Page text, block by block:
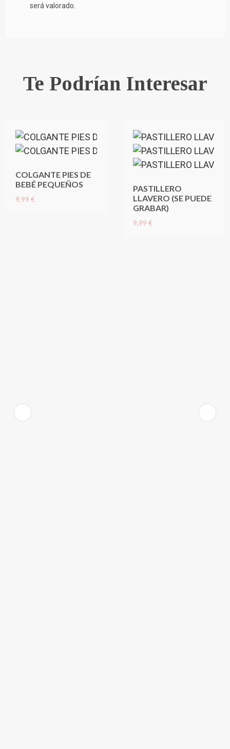
será valorado.
Te Podrían Interesar
COLGANTE PIES DE
BEBÉ PEQUEÑOS
9,99 €
PASTILLERO
LLAVERO (SE PUEDE
GRABAR)
9,99 €